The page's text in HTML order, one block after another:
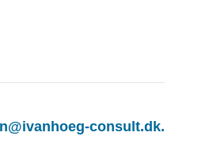
consult.dk.